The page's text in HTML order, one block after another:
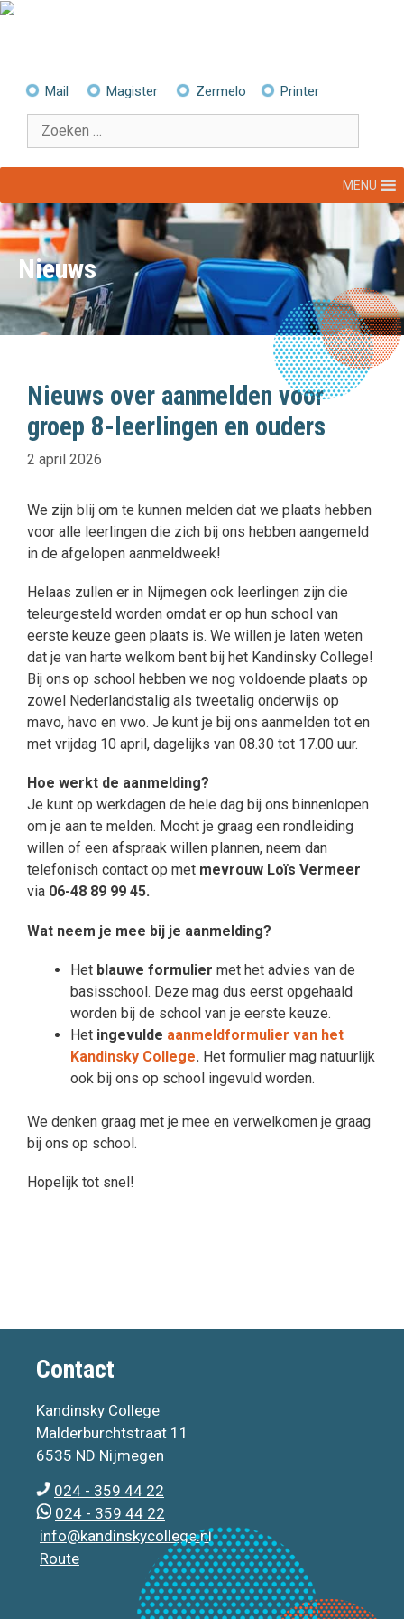
Ga
Mail Magister Zermelo Printer
Zoek
naar:
MENU
Nieuws
Nieuws over aanmelden voor
groep 8-leerlingen en ouders
2 april 2026
We zijn blij om te kunnen melden dat we plaats hebben
voor alle leerlingen die zich bij ons hebben aangemeld
in de afgelopen aanmeldweek!
Helaas zullen er in Nijmegen ook leerlingen zijn die
teleurgesteld worden omdat er op hun school van
eerste keuze geen plaats is. We willen je laten weten
dat je van harte welkom bent bij het Kandinsky College!
Bij ons op school hebben we nog voldoende plaats op
zowel Nederlandstalig als tweetalig onderwijs op
mavo, havo en vwo. Je kunt je bij ons aanmelden tot en
met vrijdag 10 april, dagelijks van 08.30 tot 17.00 uur.
Hoe werkt de aanmelding?
Je kunt op werkdagen de hele dag bij ons binnenlopen
om je aan te melden. Mocht je graag een rondleiding
willen of een afspraak willen plannen, neem dan
telefonisch contact op met mevrouw Loïs Vermeer
via 06-48 89 99 45.
Wat neem je mee bij je aanmelding?
Het blauwe formulier met het advies van de
basisschool. Deze mag dus eerst opgehaald
worden bij de school van je eerste keuze.
Het ingevulde aanmeldformulier van het
Kandinsky College. Het formulier mag natuurlijk
ook bij ons op school ingevuld worden.
We denken graag met je mee en verwelkomen je graag
bij ons op school.
Hopelijk tot snel!
Contact
Kandinsky College
Malderburchtstraat 11
6535 ND Nijmegen
024 - 359 44 22
024 - 359 44 22
info@kandinskycollege.nl
Route